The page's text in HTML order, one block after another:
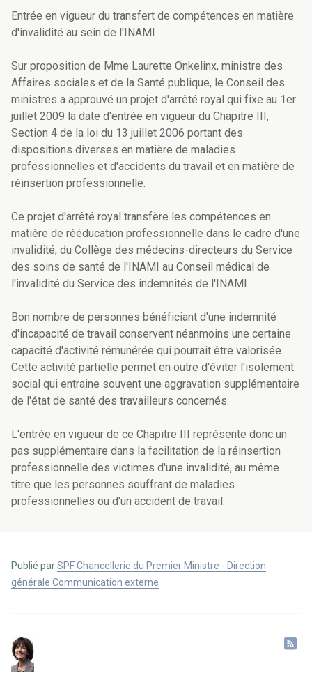
Entrée en vigueur du transfert de compétences en matière
d'invalidité au sein de l'INAMI
Sur proposition de Mme Laurette Onkelinx, ministre des
Affaires sociales et de la Santé publique, le Conseil des
ministres a approuvé un projet d'arrêté royal qui fixe au 1er
juillet 2009 la date d'entrée en vigueur du Chapitre III,
Section 4 de la loi du 13 juillet 2006 portant des
dispositions diverses en matière de maladies
professionnelles et d'accidents du travail et en matière de
réinsertion professionnelle.
Ce projet d'arrêté royal transfère les compétences en
matière de rééducation professionnelle dans le cadre d'une
invalidité, du Collège des médecins-directeurs du Service
des soins de santé de l'INAMI au Conseil médical de
l'invalidité du Service des indemnités de l'INAMI.
Bon nombre de personnes bénéficiant d'une indemnité
d'incapacité de travail conservent néanmoins une certaine
capacité d'activité rémunérée qui pourrait être valorisée.
Cette activité partielle permet en outre d'éviter l'isolement
social qui entraine souvent une aggravation supplémentaire
de l'état de santé des travailleurs concernés.
L'entrée en vigueur de ce Chapitre III représente donc un
pas supplémentaire dans la facilitation de la réinsertion
professionnelle des victimes d'une invalidité, au même
titre que les personnes souffrant de maladies
professionnelles ou d'un accident de travail.
Publié parSPF Chancellerie du Premier Ministre - Direction
générale Communication externe